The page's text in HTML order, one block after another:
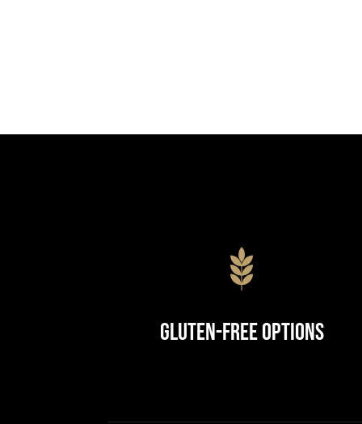
Gluten-Free Options